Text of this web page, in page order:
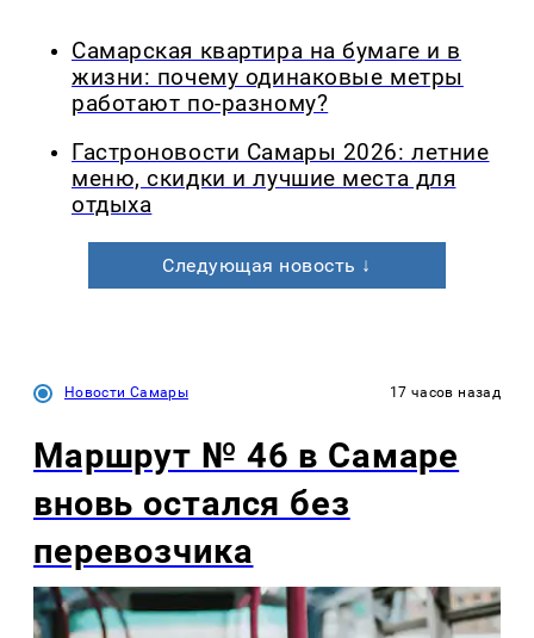
Самарская квартира на бумаге и в
жизни: почему одинаковые метры
работают по-разному?
Гастроновости Самары 2026: летние
меню, скидки и лучшие места для
отдыха
Следующая новость ↓
Новости Самары 17 часов назад
Маршрут № 46 в Самаре
вновь остался без
перевозчика